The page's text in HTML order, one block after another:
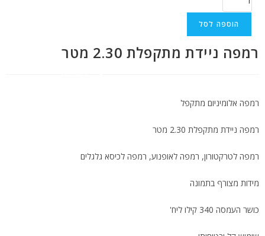
הוספה לסל
רמפה ניידת מתקפלת 2.30 מטר
רמפה אלומיניום מתקפל
רמפה ניידת מתקפלת 2.30 מטר
רמפה לטרקטורון, רמפה לאופנוע, רמפה לכיסא גלגלים
מידות מצורף בתמונה
כושר העמסה 340 קילו ליח'